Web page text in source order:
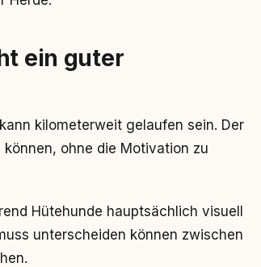
ein guter
kilometerweit gelaufen sein. Der
ohne die Motivation zu
Hütehunde hauptsächlich visuell
unterscheiden können zwischen